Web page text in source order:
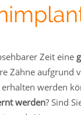
Zeit eine
Zähne aufgrund
werden
werden? Sind